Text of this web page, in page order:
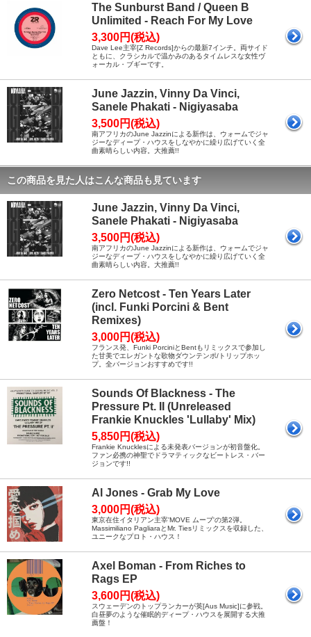
The Sunburst Band / Queen B
Unlimited - Reach For My Love
3,300円(税込)
Dave Lee主宰[Z Records]からの最新7インチ。両サイド
ともに、クラシカルで温かみのあるタイムレスな女性ヴ
ォーカル・ブギーです。
June Jazzin, Vinny Da Vinci,
Sanele Phakati - Nigiyasaba
3,500円(税込)
南アフリカのJune Jazzinによる新作は、ウォームでジャ
ジーなディープ・ハウスをしなやかに繰り広げていく全
曲素晴らしい内容。大推薦!!
この商品を見た人はこんな商品も見ています
June Jazzin, Vinny Da Vinci,
Sanele Phakati - Nigiyasaba
3,500円(税込)
南アフリカのJune Jazzinによる新作は、ウォームでジャ
ジーなディープ・ハウスをしなやかに繰り広げていく全
曲素晴らしい内容。大推薦!!
Zero Netcost - Ten Years Later
(incl. Funki Porcini & Bent
Remixes)
3,000円(税込)
フランス発、Funki PorciniとBentもリミックスで参加し
た甘美でエレガントな歌物ダウンテンポ/トリップホッ
プ。全バージョンおすすめです!!
Sounds Of Blackness - The
Pressure Pt. II (Unreleased
Frankie Knuckles 'Lullaby' Mix)
5,850円(税込)
Frankie Knucklesによる未発表バージョンが初音盤化。
ファン必携の神聖でドラマティックなビートレス・バー
ジョンです!!
Al Jones - Grab My Love
3,000円(税込)
東京在住イタリアン主宰'MOVE ムーブ'の第2弾。
Massimiliano PagliaraとMr. Tiesリミックスを収録した、
ユニークなプロト・ハウス！
Axel Boman - From Riches to
Rags EP
3,600円(税込)
スウェーデンのトップランカーが英[Aus Music]に参戦。
白昼夢のような催眠的ディープ・ハウスを展開する大推
薦盤！